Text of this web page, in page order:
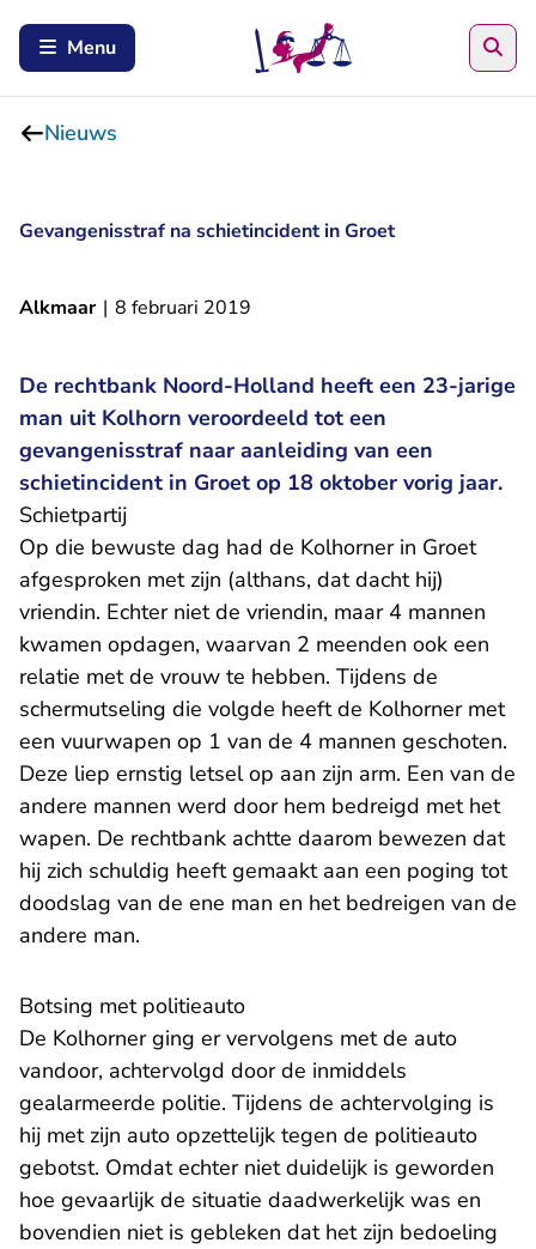
Menu
Nieuws
Gevangenisstraf na schietincident in Groet
Alkmaar | 8 februari 2019
De rechtbank Noord-Holland heeft een 23-jarige
man uit Kolhorn veroordeeld tot een
gevangenisstraf naar aanleiding van een
schietincident in Groet op 18 oktober vorig jaar.
Schietpartij
Op die bewuste dag had de Kolhorner in Groet
afgesproken met zijn (althans, dat dacht hij)
vriendin. Echter niet de vriendin, maar 4 mannen
kwamen opdagen, waarvan 2 meenden ook een
relatie met de vrouw te hebben. Tijdens de
schermutseling die volgde heeft de Kolhorner met
een vuurwapen op 1 van de 4 mannen geschoten.
Deze liep ernstig letsel op aan zijn arm. Een van de
andere mannen werd door hem bedreigd met het
wapen. De rechtbank achtte daarom bewezen dat
hij zich schuldig heeft gemaakt aan een poging tot
doodslag van de ene man en het bedreigen van de
andere man.
Botsing met politieauto
De Kolhorner ging er vervolgens met de auto
vandoor, achtervolgd door de inmiddels
gealarmeerde politie. Tijdens de achtervolging is
hij met zijn auto opzettelijk tegen de politieauto
gebotst. Omdat echter niet duidelijk is geworden
hoe gevaarlijk de situatie daadwerkelijk was en
bovendien niet is gebleken dat het zijn bedoeling